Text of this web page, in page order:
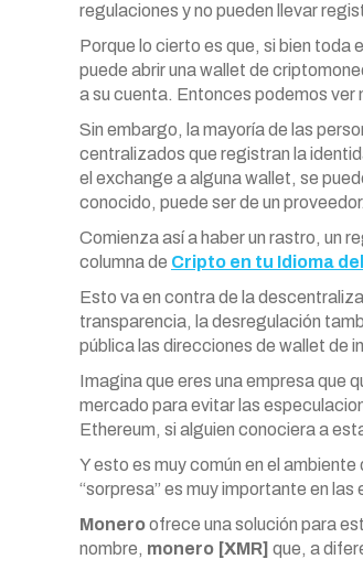
regulaciones y no pueden llevar
Porque lo cierto es que, si bien toda
puede abrir una wallet de
a su cuenta. Entonces podemos ver
Sin embargo, la mayoría de las
centralizados que registran la
el exchange a alguna wallet, se
conocido, puede ser de un
Comienza así a haber un rastro, un
columna de Cripto en tu Idioma
Esto va en contra de la
transparencia, la desregulación
pública las direcciones de wallet de
Imagina que eres una empresa que
mercado para evitar las
Ethereum, si alguien conociera a
Y esto es muy común en el
“sorpresa” es muy importante en
Moneroofrece una solución para
nombre, monero [XMR] que, a